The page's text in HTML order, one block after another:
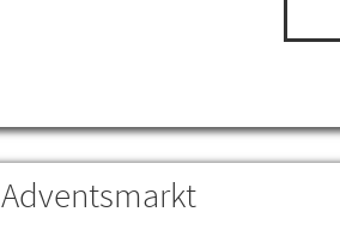
Adventsmarkt